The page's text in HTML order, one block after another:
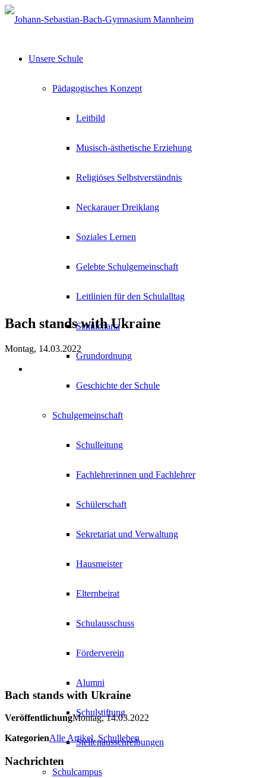
Unsere Schule
Pädagogisches Konzept
Leitbild
Musisch-ästhetische Erziehung
Religiöses Selbstverständnis
Neckarauer Dreiklang
Soziales Lernen
Gelebte Schulgemeinschaft
Leitlinien für den Schulalltag
Schulcharta
Grundordnung
Geschichte der Schule
Schulgemeinschaft
Schulleitung
Fachlehrerinnen und Fachlehrer
Schülerschaft
Sekretariat und Verwaltung
Hausmeister
Elternbeirat
Schulausschuss
Förderverein
Alumni
Schulstiftung
Stellenausschreibungen
Schulcampus
Bach stands with Ukraine
Montag, 14.03.2022
Bach stands with Ukraine
VeröffentlichungMontag, 14.03.2022
KategorienAlle Artikel, Schulleben
Nachrichten